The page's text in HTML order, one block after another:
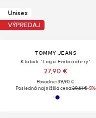
Unisex
VÝPREDAJ
TOMMY JEANS
Klobúk 'Logo Embroidery'
27,90 €
Pôvodne: 39,90 €
Posledná najnižšia cena:29,61 €-5%